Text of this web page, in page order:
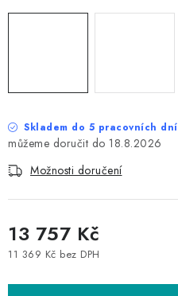
BYDLENÍ
Skladem do 5 pracovních dní
18.8.2026
Možnosti doručení
13 757 Kč
11 369 Kč bez DPH